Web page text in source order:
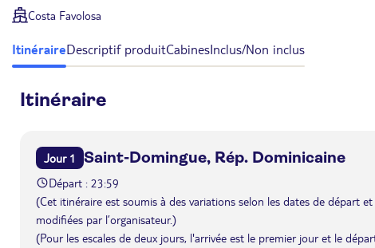
Costa Favolosa
ItinéraireDescriptif produitCabinesInclus/Non inclus
Itinéraire
Jour 1 Saint-Domingue, Rép. Dominicaine
Départ : 23:59
(Cet itinéraire est soumis à des variations selon les dates de départ
modifiées par l’organisateur.)
(Pour les escales de deux jours, l'arrivée est le premier jour et le